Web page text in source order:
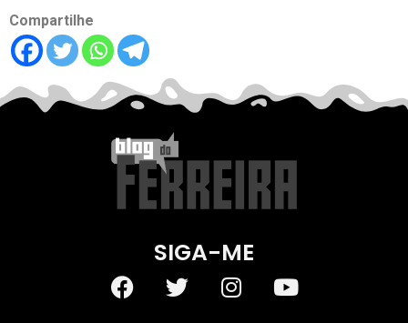
Compartilhe
SIGA-ME